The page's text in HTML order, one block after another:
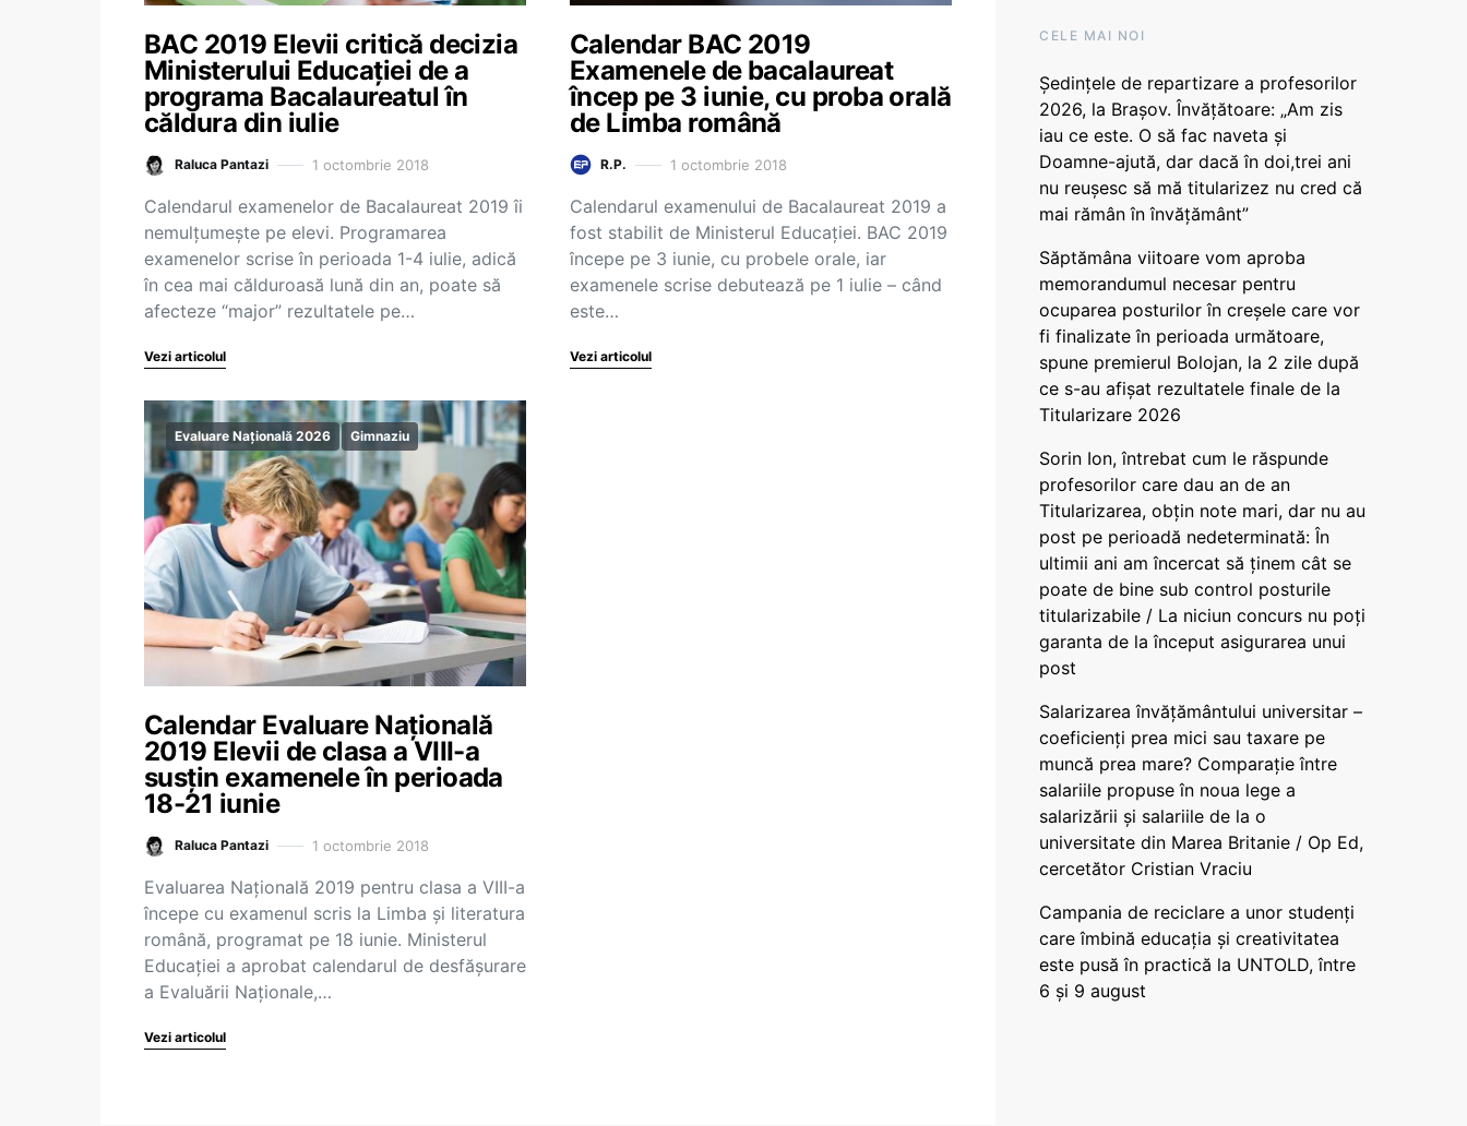
BAC 2019 Elevii critică decizia
Ministerului Educației de a
programa Bacalaureatul în
căldura din iulie
Raluca Pantazi 1 octombrie 2018
Calendarul examenelor de Bacalaureat 2019 îi
nemulțumește pe elevi. Programarea
examenelor scrise în perioada 1-4 iulie, adică
în cea mai călduroasă lună din an, poate să
afecteze “major” rezultatele pe…
Vezi articolul
Calendar BAC 2019
Examenele de bacalaureat
încep pe 3 iunie, cu proba orală
de Limba română
R.P. 1 octombrie 2018
Calendarul examenului de Bacalaureat 2019 a
fost stabilit de Ministerul Educației. BAC 2019
începe pe 3 iunie, cu probele orale, iar
examenele scrise debutează pe 1 iulie – când
este…
Vezi articolul
Evaluare Națională 2026 Gimnaziu
Calendar Evaluare Națională
2019 Elevii de clasa a VIII-a
susțin examenele în perioada
18-21 iunie
Raluca Pantazi 1 octombrie 2018
Evaluarea Națională 2019 pentru clasa a VIII-a
începe cu examenul scris la Limba şi literatura
română, programat pe 18 iunie. Ministerul
Educației a aprobat calendarul de desfăşurare
a Evaluării Naţionale,…
Vezi articolul
CELE MAI NOI
Ședințele de repartizare a profesorilor
2026, la Brașov. Învățătoare: „Am zis
iau ce este. O să fac naveta și
Doamne-ajută, dar dacă în doi,trei ani
nu reușesc să mă titularizez nu cred că
mai rămân în învățământ”
Săptămâna viitoare vom aproba
memorandumul necesar pentru
ocuparea posturilor în creșele care vor
fi finalizate în perioada următoare,
spune premierul Bolojan, la 2 zile după
ce s-au afișat rezultatele finale de la
Titularizare 2026
Sorin Ion, întrebat cum le răspunde
profesorilor care dau an de an
Titularizarea, obțin note mari, dar nu au
post pe perioadă nedeterminată: În
ultimii ani am încercat să ținem cât se
poate de bine sub control posturile
titularizabile / La niciun concurs nu poți
garanta de la început asigurarea unui
post
Salarizarea învățământului universitar –
coeficienți prea mici sau taxare pe
muncă prea mare? Comparație între
salariile propuse în noua lege a
salarizării și salariile de la o
universitate din Marea Britanie / Op Ed,
cercetător Cristian Vraciu
Campania de reciclare a unor studenți
care îmbină educația și creativitatea
este pusă în practică la UNTOLD, între
6 și 9 august